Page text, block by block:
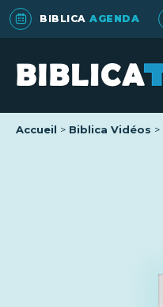
BIBLICA AGENDA
Accueil Biblica Vidéos